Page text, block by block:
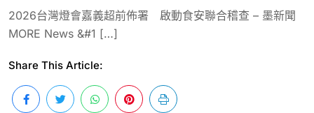
2026台灣燈會嘉義超前佈署 啟動食安聯合稽查 – 墨新聞
MORE News &#1 […]
Share This Article: